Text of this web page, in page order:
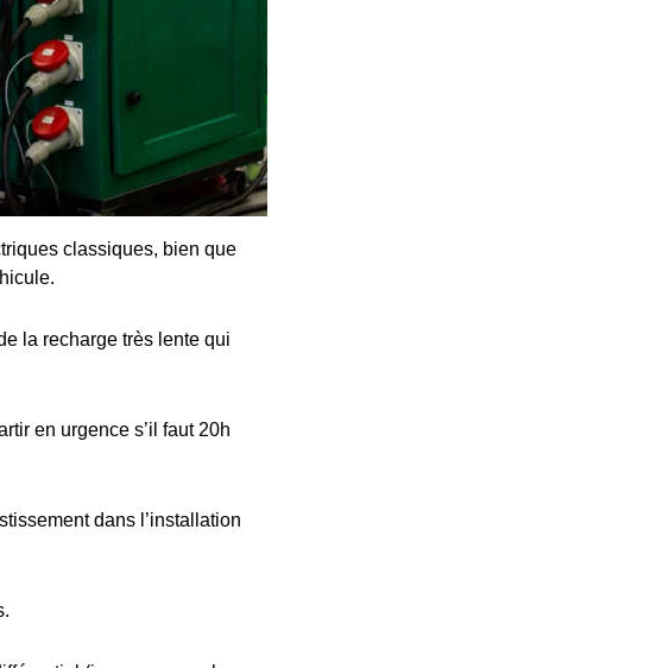
classiques, bien que
la recharge très lente qui
en urgence s’il faut 20h
dans l’installation